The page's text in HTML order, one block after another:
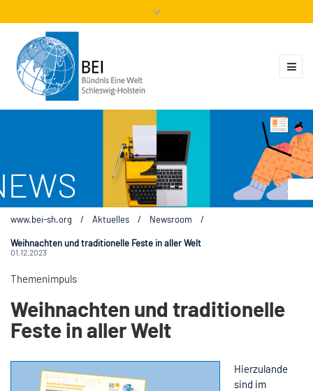
Mitglieder
www.bei-sh.org / Aktuelles / Newsroom /
Weihnachten und traditionelle Feste in aller Welt
01.12.2023
Themenimpuls
Weihnachten und traditionelle
Feste in aller Welt
Hierzulande
sind im